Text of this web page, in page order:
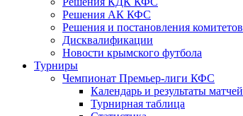
Решения АК КФС
Решения и постановления комитетов
Дисквалификации
Новости крымского футбола
Турниры
Чемпионат Премьер-лиги КФС
Календарь и результаты матчей
Турнирная таблица